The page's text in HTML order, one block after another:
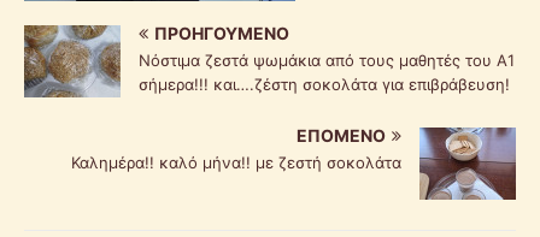
ΠΡΟΗΓΟΎΜΕΝΟ
Νόστιμα ζεστά ψωμάκια από τους μαθητές του Α1
σήμερα!!! και….ζέστη σοκολάτα για επιβράβευση!
ΕΠΌΜΕΝΟ
Καλημέρα!! καλό μήνα!! με ζεστή σοκολάτα